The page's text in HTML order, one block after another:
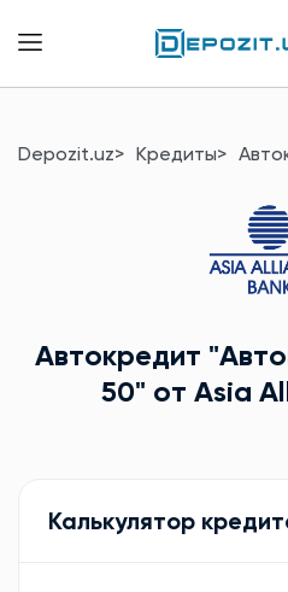
Depozit.uz Кредиты
Автокредит
50" от Asia
Калькулятор